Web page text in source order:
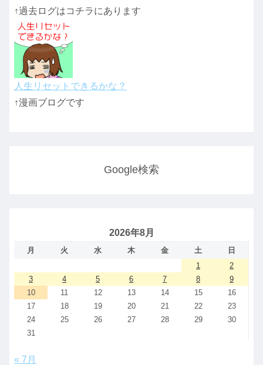
↑過去ログはコチラにあります
人生リセットできるかな？
↑漫画ブログです
Google検索
2026年8月
月 火 水 木 金 土
日
1
2
3
4 5 6 7 8
9
10
11 12 13 14 15
16
17
18 19 20 21 22
23
24
25 26 27 28 29
30
31
« 7月